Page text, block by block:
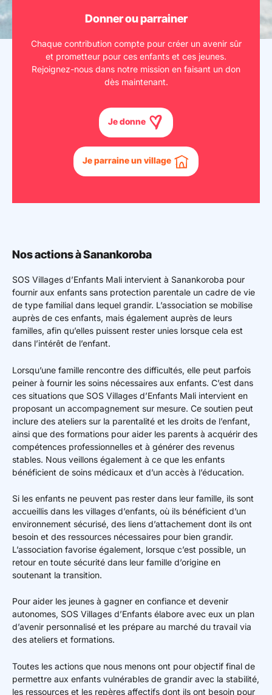
Donner ou parrainer
Chaque contribution compte pour créer un avenir sûr
et prometteur pour ces enfants et ces jeunes.
Rejoignez-nous dans notre mission en faisant un don
dès maintenant.
Je donne
Je parraine un village
Nos actions à Sanankoroba
SOS Villages d’Enfants Mali intervient à Sanankoroba pour
fournir aux enfants sans protection parentale un cadre de vie
de type familial dans lequel grandir. L’association se mobilise
auprès de ces enfants, mais également auprès de leurs
familles, afin qu’elles puissent rester unies lorsque cela est
dans l’intérêt de l’enfant.
Lorsqu’une famille rencontre des difficultés, elle peut parfois
peiner à fournir les soins nécessaires aux enfants. C’est dans
ces situations que SOS Villages d’Enfants Mali intervient en
proposant un accompagnement sur mesure. Ce soutien peut
inclure des ateliers sur la parentalité et les droits de l’enfant,
ainsi que des formations pour aider les parents à acquérir des
compétences professionnelles et à générer des revenus
stables. Nous veillons également à ce que les enfants
bénéficient de soins médicaux et d’un accès à l’éducation.
Si les enfants ne peuvent pas rester dans leur famille, ils sont
accueillis dans les villages d’enfants, où ils bénéficient d’un
environnement sécurisé, des liens d’attachement dont ils ont
besoin et des ressources nécessaires pour bien grandir.
L’association favorise également, lorsque c’est possible, un
retour en toute sécurité dans leur famille d’origine en
soutenant la transition.
Pour aider les jeunes à gagner en confiance et devenir
autonomes, SOS Villages d’Enfants élabore avec eux un plan
d’avenir personnalisé et les prépare au marché du travail via
des ateliers et formations.
Toutes les actions que nous menons ont pour objectif final de
permettre aux enfants vulnérables de grandir avec la stabilité,
les ressources et les repères affectifs dont ils ont besoin pour